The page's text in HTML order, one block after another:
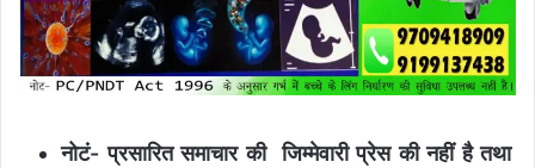
नोटं- प्रसारित समाचार की जिम्मेवारी प्रेस की नहीं है तथा